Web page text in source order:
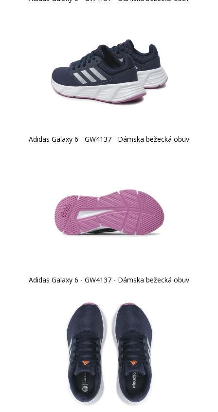
Adidas Galaxy 6 - GW4137 - Dámska bežecká obuv
Adidas Galaxy 6 - GW4137 - Dámska bežecká obuv